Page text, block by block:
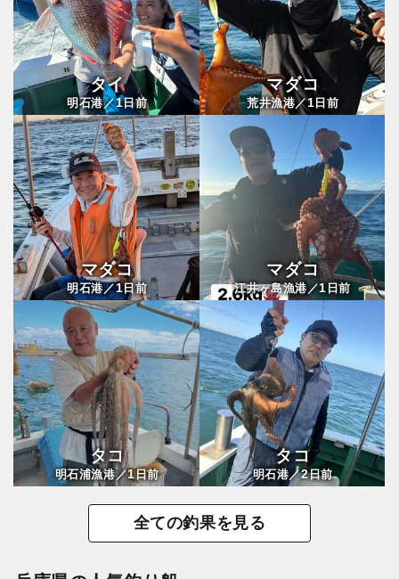
タイ
明石港／1日前
マダコ
荒井漁港／1日前
マダコ
明石港／1日前
マダコ
江井ヶ島漁港／1 日前
タコ
明石浦漁港／1日前
タコ
明石港／2日前
全ての釣果を見る